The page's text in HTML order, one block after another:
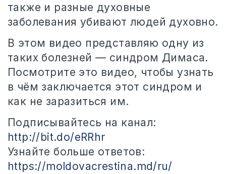
также и разные духовные
заболевания убивают людей духовно.
В этом видео представляю одну из
таких болезней — синдром Димаса.
Посмотрите это видео, чтобы узнать
в чём заключается этот синдром и
как не заразиться им.
Подписывайтесь на канал:
http://bit.do/eRRhr
Узнайте больше ответов:
https://moldovacrestina.md/ru/